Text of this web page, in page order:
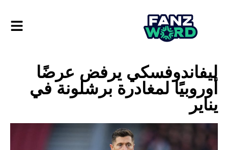
ليفاندوفسكي يرفض عرضًا
أوروبيًا لمغادرة برشلونة في
يناير